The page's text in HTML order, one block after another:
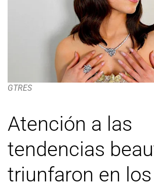
GTRES
Atención a las
tendencias
triunfaron en los